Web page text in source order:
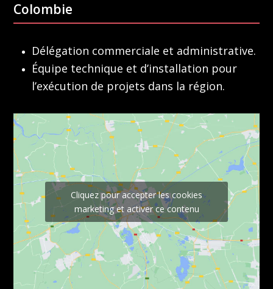
Colombie
Délégation commerciale et administrative.
Équipe technique et d’installation pour
l’exécution de projets dans la région.
Cliquez pour accepter les cookies
marketing et activer ce contenu